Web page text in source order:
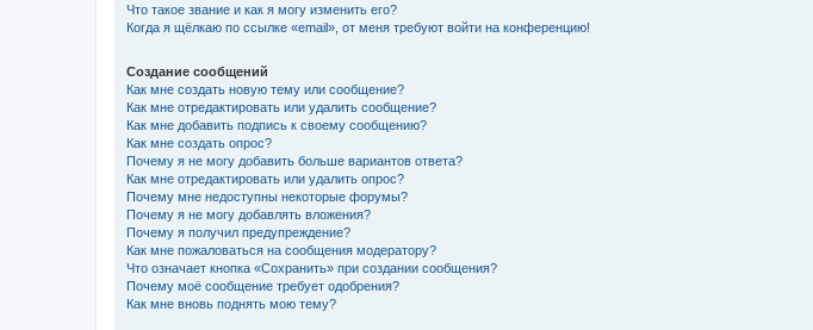
Что такое звание и как я могу изменить его?
Когда я щёлкаю по ссылке «email», от меня требуют войти на конференцию!
Создание сообщений
Как мне создать новую тему или сообщение?
Как мне отредактировать или удалить сообщение?
Как мне добавить подпись к своему сообщению?
Как мне создать опрос?
Почему я не могу добавить больше вариантов ответа?
Как мне отредактировать или удалить опрос?
Почему мне недоступны некоторые форумы?
Почему я не могу добавлять вложения?
Почему я получил предупреждение?
Как мне пожаловаться на сообщения модератору?
Что означает кнопка «Сохранить» при создании сообщения?
Почему моё сообщение требует одобрения?
Как мне вновь поднять мою тему?